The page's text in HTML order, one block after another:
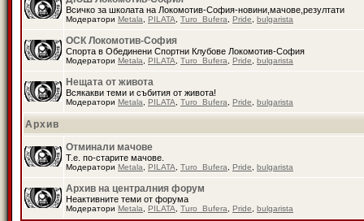
Всичко за школата на Локомотив-София-новини,мачове,резултати
Модератори Metala PILATA Turo_Bufera Pride bulgarista
ОСК Локомотив-София
Спорта в Обединени Спортни Клубове Локомотив-София
Модератори Metala PILATA Turo_Bufera Pride bulgarista
Нещата от живота
Всякакви теми и събития от живота!
Модератори Metala PILATA Turo_Bufera Pride bulgarista
Архив
Отминали мачове
Т.е. по-старите мачове.
Модератори Metala PILATA Turo_Bufera Pride bulgarista
Архив на централния форум
Неактивните теми от форума
Модератори Metala PILATA Turo_Bufera Pride bulgarista